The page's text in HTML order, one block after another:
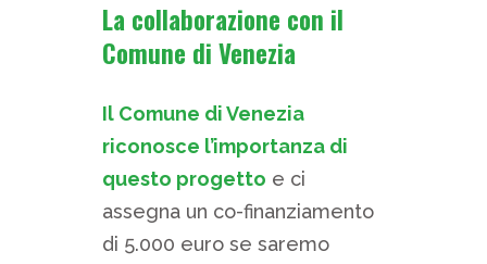
La collaborazione con il
Comune di Venezia
Il Comune di Venezia
riconosce l’importanza di
questo progetto e ci
assegna un co-finanziamento
di 5.000 euro se saremo